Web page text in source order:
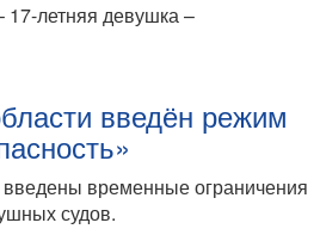
летняя девушка –
введён режим
временные ограничения
судов.